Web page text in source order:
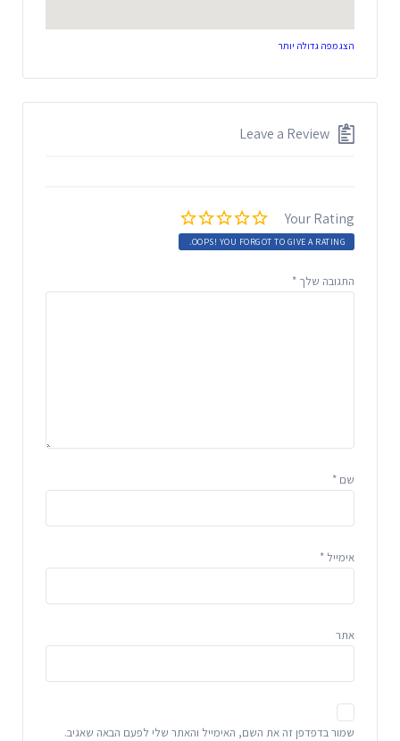
הצג מפה גדולה יותר
Leave a Review
Your Rating
OOPS! YOU FORGOT TO GIVE A RATING.
התגובה שלך *
שם *
אימייל *
אתר
שמור בדפדפן זה את השם, האימייל והאתר שלי לפעם הבאה שאגיב.